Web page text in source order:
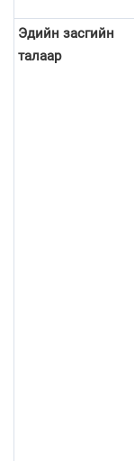
Эдийн засгийн
талаар